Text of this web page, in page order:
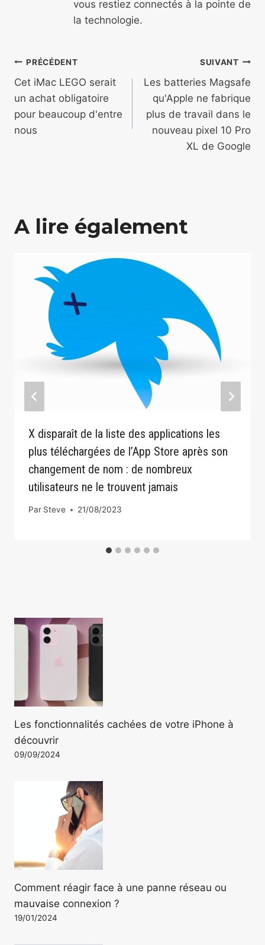
vous restiez connectés à la pointe de
la technologie.
Navigation
de
l’article
PRÉCÉDENT
Cet iMac LEGO serait
un achat obligatoire
pour beaucoup d'entre
nous
SUIVANT
Les batteries Magsafe
qu'Apple ne fabrique
plus de travail dans le
nouveau pixel 10 Pro
XL de Google
A lire également
X disparaît de la liste des applications les
plus téléchargées de l’App Store après son
changement de nom : de nombreux
utilisateurs ne le trouvent jamais
Par Steve 21/08/2023
Les fonctionnalités cachées de votre iPhone à
découvrir
09/09/2024
Comment réagir face à une panne réseau ou
mauvaise connexion ?
19/01/2024